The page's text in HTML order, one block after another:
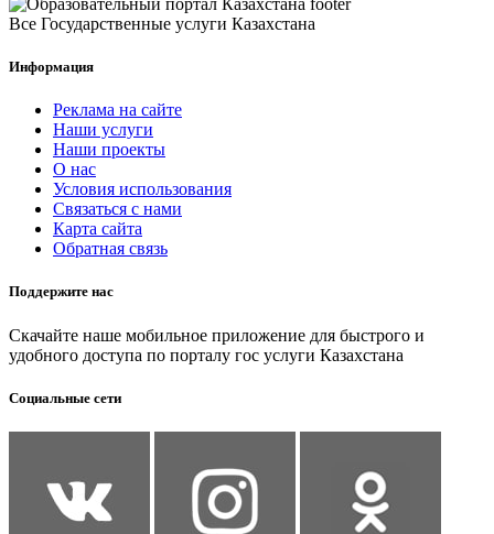
Все Государственные услуги Казахстана
Информация
Реклама на сайте
Наши услуги
Наши проекты
О нас
Условия использования
Связаться с нами
Карта сайта
Обратная связь
Поддержите нас
Скачайте наше мобильное приложение для быстрого и
удобного доступа по порталу гос услуги Казахстана
Социальные сети